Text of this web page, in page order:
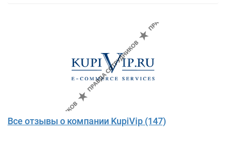
Все отзывы о компании KupiVip (147)